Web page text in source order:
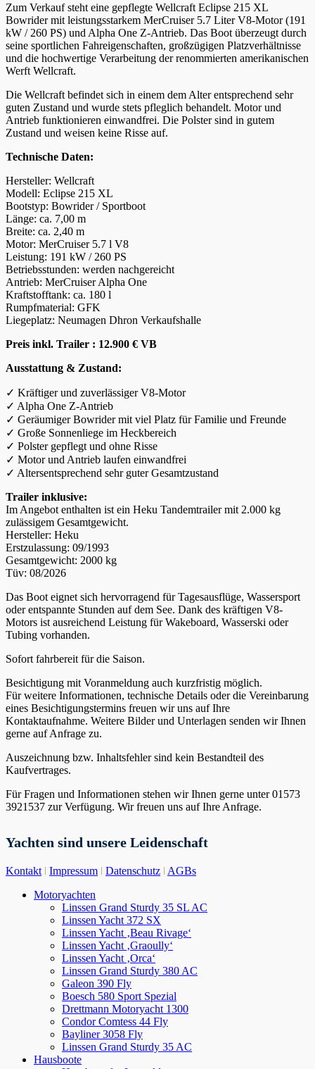
Zum Verkauf steht eine gepflegte Wellcraft Eclipse 215 XL
Bowrider mit leistungsstarkem MerCruiser 5.7 Liter V8-Motor (191
kW / 260 PS) und Alpha One Z-Antrieb. Das Boot überzeugt durch
seine sportlichen Fahreigenschaften, großzügigen Platzverhältnisse
und die hochwertige Verarbeitung der renommierten amerikanischen
Werft Wellcraft.
Die Wellcraft befindet sich in einem dem Alter entsprechend sehr
guten Zustand und wurde stets pfleglich behandelt. Motor und
Antrieb funktionieren einwandfrei. Die Polster sind in gutem
Zustand und weisen keine Risse auf.
Technische Daten:
Hersteller: Wellcraft
Modell: Eclipse 215 XL
Bootstyp: Bowrider / Sportboot
Länge: ca. 7,00 m
Breite: ca. 2,40 m
Motor: MerCruiser 5.7 l V8
Leistung: 191 kW / 260 PS
Betriebsstunden: werden nachgereicht
Antrieb: MerCruiser Alpha One
Kraftstofftank: ca. 180 l
Rumpfmaterial: GFK
Liegeplatz: Neumagen Dhron Verkaufshalle
Preis inkl. Trailer : 12.900 € VB
Ausstattung & Zustand:
✓ Kräftiger und zuverlässiger V8-Motor
✓ Alpha One Z-Antrieb
✓ Geräumiger Bowrider mit viel Platz für Familie und Freunde
✓ Große Sonnenliege im Heckbereich
✓ Polster gepflegt und ohne Risse
✓ Motor und Antrieb laufen einwandfrei
✓ Altersentsprechend sehr guter Gesamtzustand
Trailer inklusive:
Im Angebot enthalten ist ein Heku Tandemtrailer mit 2.000 kg
zulässigem Gesamtgewicht.
Hersteller: Heku
Erstzulassung: 09/1993
Gesamtgewicht: 2000 kg
Tüv: 08/2026
Das Boot eignet sich hervorragend für Tagesausflüge, Wassersport
oder entspannte Stunden auf dem See. Dank des kräftigen V8-
Motors ist ausreichend Leistung für Wakeboard, Wasserski oder
Tubing vorhanden.
Sofort fahrbereit für die Saison.
Besichtigung mit Voranmeldung auch kurzfristig möglich.
Für weitere Informationen, technische Details oder die Vereinbarung
eines Besichtigungstermins freuen wir uns auf Ihre
Kontaktaufnahme. Weitere Bilder und Unterlagen senden wir Ihnen
gerne auf Anfrage zu.
Auszeichnung bzw. Inhaltsfehler sind kein Bestandteil des
Kaufvertrages.
Für Fragen und Informationen stehen wir Ihnen gerne unter 01573
3921537 zur Verfügung. Wir freuen uns auf Ihre Anfrage.
Yachten sind unsere Leidenschaft
Kontakt ǀ Impressum ǀ Datenschutz ǀ AGBs
oben
Motoryachten
Linssen Grand Sturdy 35 SL AC
Linssen Yacht 372 SX
Linssen Yacht ‚Beau Rivage‘
Linssen Yacht ‚Graoully‘
Linssen Yacht ‚Orca‘
Linssen Grand Sturdy 380 AC
Galeon 390 Fly
Boesch 580 Sport Spezial
Drettmann Motoryacht 1300
Condor Comtess 44 Fly
Bayliner 3058 Fly
Linssen Grand Sturdy 35 AC
Hausboote